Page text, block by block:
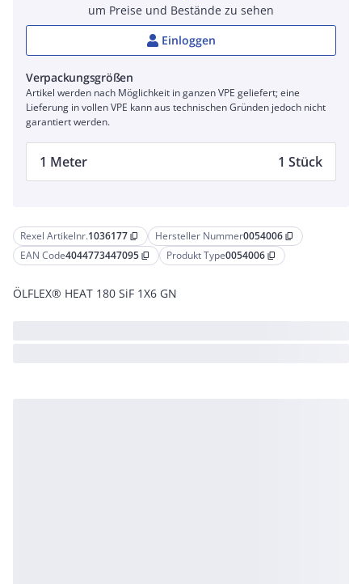
Rexel Artikelnr.1036177 content_copy Hersteller Nummer0054006 content_copy
EAN Code4044773447095 content_copy Produkt Type0054006 content_copy
ÖLFLEX® HEAT 180 SiF 1X6 GN
um Preise und Bestände zu sehen
Einloggen
Verpackungsgrößen
Artikel werden nach Möglichkeit in ganzen VPE geliefert; eine
Lieferung in vollen VPE kann aus technischen Gründen jedoch nicht
garantiert werden.
1 Meter 1 Stück